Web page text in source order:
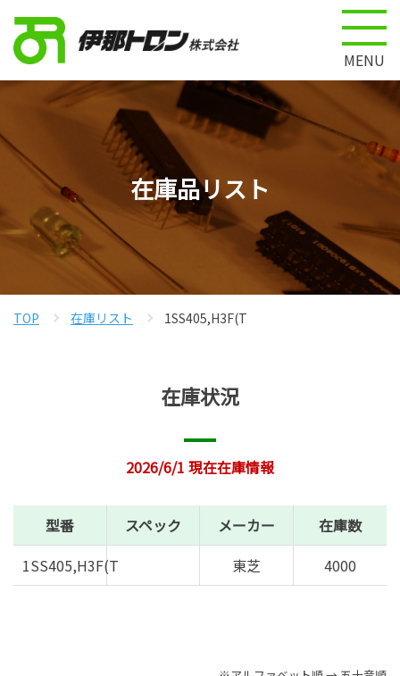
MENU
在庫品リスト
TOP 在庫リスト 1SS405,H3F(T
在庫状況
2026/6/1 現在在庫情報
型番 スペック メーカー
在庫数
1SS405,H3F(T
東芝 4000